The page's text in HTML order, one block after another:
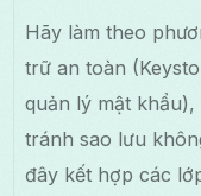
Hãy làm theo
trữ an toàn
quản lý mật
tránh sao lưu
đây kết hợp các